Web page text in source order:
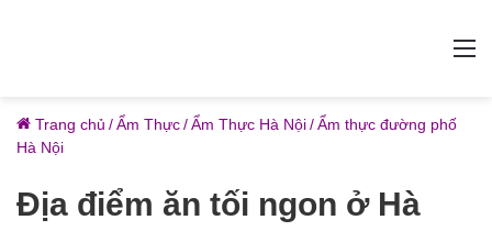
Trang chủ /Ẩm Thực/Ẩm Thực Hà Nội/Ẩm thực đường phố
Hà Nội
Địa điểm ăn tối ngon ở Hà